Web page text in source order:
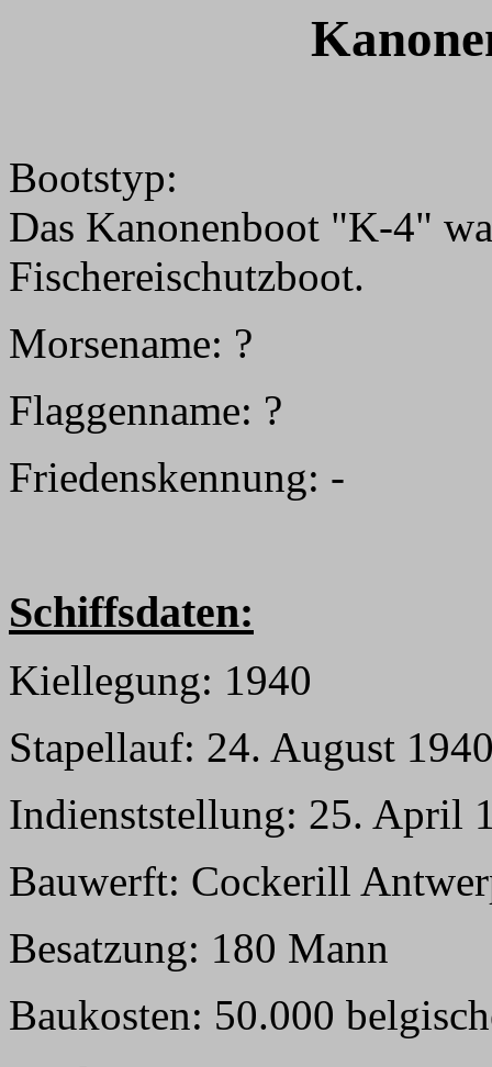
Bootstyp:
Das Kanonenboot "K-4"
Fischereischutzboot.
Morsename: ?
Flaggenname: ?
Friedenskennung: -
Schiffsdaten:
Kiellegung: 1940
Stapellauf: 24. August
Indienststellung: 25. April
Bauwerft: Cockerill
Besatzung: 180 Mann
Baukosten: 50.000